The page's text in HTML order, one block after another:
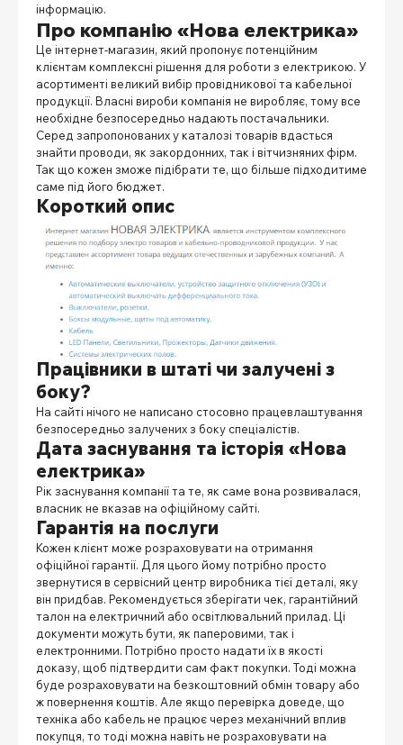
інформацію.
Про компанію «Нова електрика»
Це інтернет-магазин, який пропонує потенційним
клієнтам комплексні рішення для роботи з електрикою. У
асортименті великий вибір провідникової та кабельної
продукції. Власні вироби компанія не виробляє, тому все
необхідне безпосередньо надають постачальники.
Серед запропонованих у каталозі товарів вдасться
знайти проводи, як закордонних, так і вітчизняних фірм.
Так що кожен зможе підібрати те, що більше підходитиме
саме під його бюджет.
Короткий опис
Працівники в штаті чи залучені з
боку?
На сайті нічого не написано стосовно працевлаштування
безпосередньо залучених з боку спеціалістів.
Дата заснування та історія «Нова
електрика»
Рік заснування компанії та те, як саме вона розвивалася,
власник не вказав на офіційному сайті.
Гарантія на послуги
Кожен клієнт може розраховувати на отримання
офіційної гарантії. Для цього йому потрібно просто
звернутися в сервісний центр виробника тієї деталі, яку
він придбав. Рекомендується зберігати чек, гарантійний
талон на електричний або освітлювальний прилад. Ці
документи можуть бути, як паперовими, так і
електронними. Потрібно просто надати їх в якості
доказу, щоб підтвердити сам факт покупки. Тоді можна
буде розраховувати на безкоштовний обмін товару або
ж повернення коштів. Але якщо перевірка доведе, що
техніка або кабель не працює через механічний вплив
покупця, то тоді можна навіть не розраховувати на